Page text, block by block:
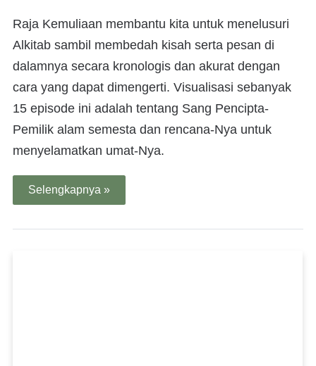
Raja Kemuliaan membantu kita untuk menelusuri
Alkitab sambil membedah kisah serta pesan di
dalamnya secara kronologis dan akurat dengan
cara yang dapat dimengerti. Visualisasi sebanyak
15 episode ini adalah tentang Sang Pencipta-
Pemilik alam semesta dan rencana-Nya untuk
menyelamatkan umat-Nya.
Selengkapnya »